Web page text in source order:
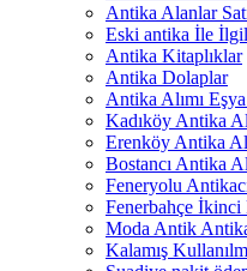
Antika Alanlar
Eski antika İle
Antika Kitaplıklar
Antika Dolaplar
Antika Alımı
Kadıköy Antika
Erenköy Antika
Bostancı Antika
Feneryolu
Fenerbahçe
Moda Antik
Kalamış